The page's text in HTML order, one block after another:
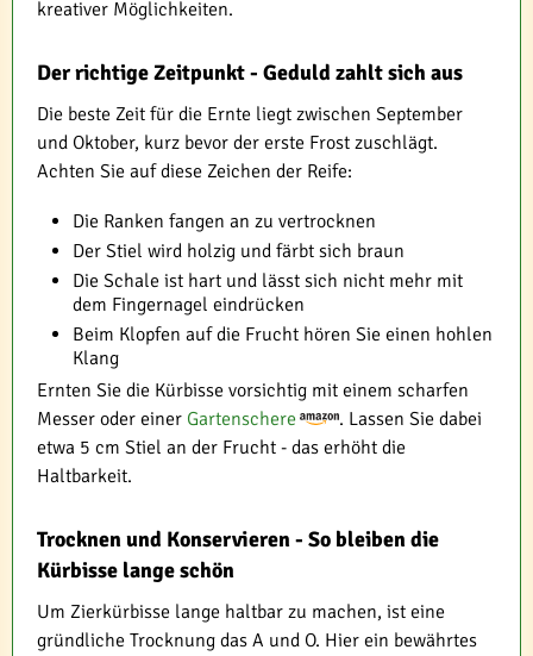
kreativer Möglichkeiten.
Der richtige Zeitpunkt - Geduld zahlt sich aus
Die beste Zeit für die Ernte liegt zwischen September
und Oktober, kurz bevor der erste Frost zuschlägt.
Achten Sie auf diese Zeichen der Reife:
Die Ranken fangen an zu vertrocknen
Der Stiel wird holzig und färbt sich braun
Die Schale ist hart und lässt sich nicht mehr mit
dem Fingernagel eindrücken
Beim Klopfen auf die Frucht hören Sie einen hohlen
Klang
Ernten Sie die Kürbisse vorsichtig mit einem scharfen
Messer oder einer Gartenschere
. Lassen Sie dabei
etwa 5 cm Stiel an der Frucht - das erhöht die
Haltbarkeit.
Trocknen und Konservieren - So bleiben die
Kürbisse lange schön
Um Zierkürbisse lange haltbar zu machen, ist eine
gründliche Trocknung das A und O. Hier ein bewährtes